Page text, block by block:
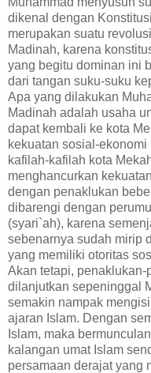
dikenal dengan
merupakan suatu
Madinah, karena
yang begitu dominan ini
dari tangan suku-suku
Apa yang dilakukan
Madinah adalah usaha
dapat kembali ke kota
kekuatan sosial-
kafilah-kafilah kota
menghancurkan
dengan penaklukan
dibarengi dengan
(syari`ah), karena
sebenarnya sudah mirip
yang memiliki otoritas
Akan tetapi,
dilanjutkan sepeninggal
semakin nampak
ajaran Islam. Dengan
Islam, maka
kalangan umat Islam
persamaan derajat yang